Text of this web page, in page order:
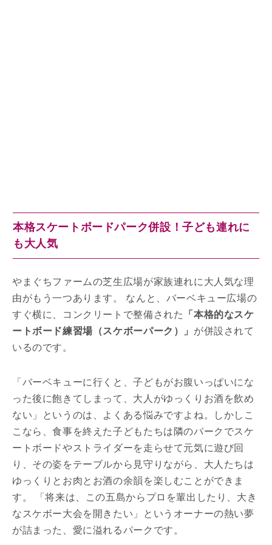
本格スケートボードパーク併設！子ども連れに
も大人気
やまぐちファームの芝生広場が家族連れに大人気な理
由がもう一つあります。 なんと、バーベキュー広場の
すぐ横に、コンクリートで整備された
「本格的なスケ
ートボード練習場（スケボーパーク）」 が併設されて
いるのです。
「バーベキューに行くと、子どもがお腹いっぱいにな
った後に飽きてしまって、大人がゆっくりお酒を飲め
ない」というのは、よくある悩みですよね。しかしこ
こなら、食事を終えた子どもたちは隣のパークでスケ
ートボードやストライダーを走らせて元気に遊び回
り、その姿をテーブルから見守りながら、大人たちは
ゆっくりとお肉とお酒の余韻を楽しむことができま
す。 「将来は、この五島からプロを輩出したり、大き
なスケボー大会を開きたい」というオーナーの熱い夢
が詰まった、愛に溢れるパークです。